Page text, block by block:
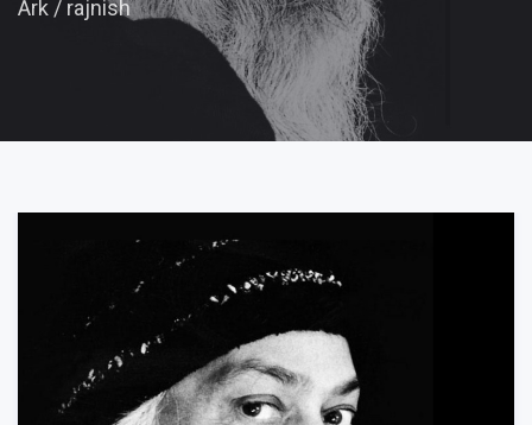
Ark / rajnish